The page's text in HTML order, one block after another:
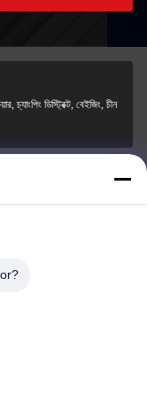
চ্যাংপিং ডিস্ট্রিক্ট, বেইজিং, চীন